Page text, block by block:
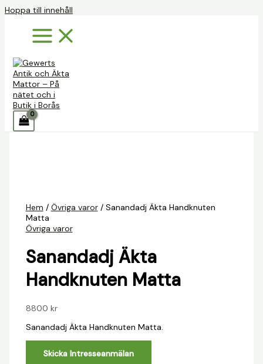
Hoppa till innehåll
Hem / Övriga varor/ Sanandadj Äkta Handknuten
Matta
Övriga varor
Sanandadj Äkta
Handknuten Matta
8800 kr
Sanandadj Äkta Handknuten Matta.
Skicka Intresseanmälan